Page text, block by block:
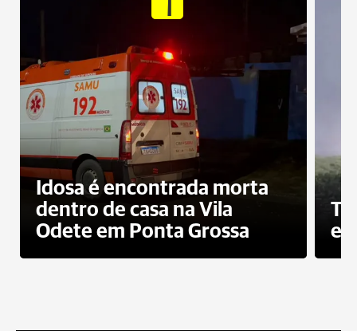
Idosa é encontrada morta
dentro de casa na Vila
Odete em Ponta Grossa
e